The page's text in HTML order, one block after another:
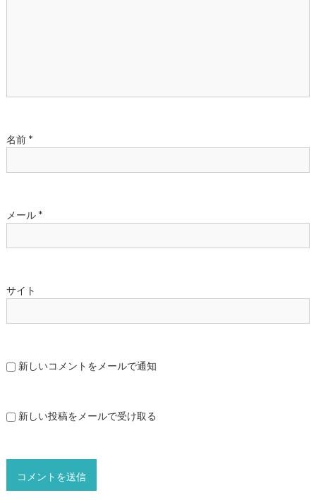
名前 *
メール *
サイト
新しいコメントをメールで通知
新しい投稿をメールで受け取る